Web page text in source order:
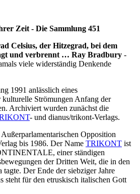
Zeit - Die Sammlung 451
Celsius, der Hitzegrad, bei dem
und verbrennt … Ray Bradbury -
viele widerständig Denkende
1991 anlässlich eines
kulturelle Strömungen Anfang der
Archiviert wurden zunächst die
- und dianus/trikont-Verlags.
Opposition
bis 1986. Der Name TRIKONT ist
einer ständigen
der Dritten Weit, die in den
tagte. Der Ende der siebziger Jahre
steht für den etruskisch italischen Gott